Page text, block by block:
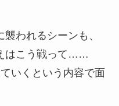
われるシーンも、
はこう戦って……
いくという内容で面